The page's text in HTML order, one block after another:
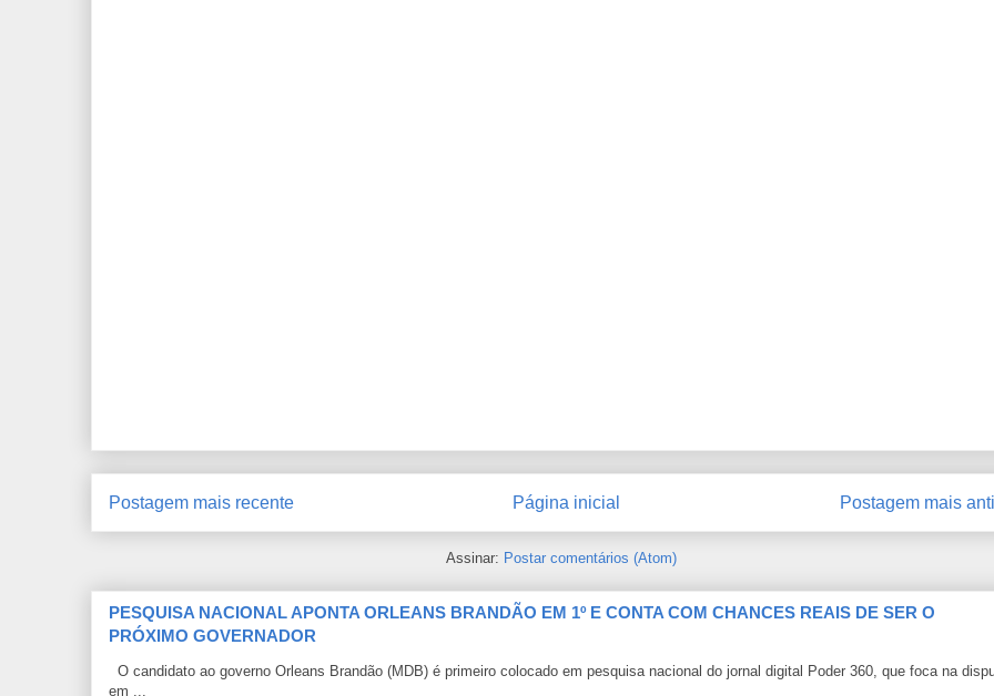
Postagem mais recente Postagem mais
Página inicial
Assinar: Postar comentários (Atom)
PESQUISA NACIONAL APONTA ORLEANS BRANDÃO EM 1º E CONTA COM CHANCES REAIS DE SER O
PRÓXIMO GOVERNADOR
O candidato ao governo Orleans Brandão (MDB) é primeiro colocado em pesquisa nacional do jornal digital Poder 360, que foca na
em ...